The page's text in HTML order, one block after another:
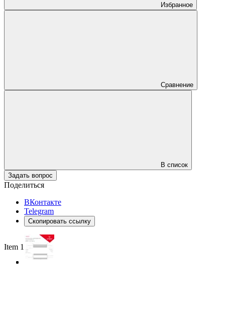
Избранное
Сравнение
В список
Задать вопрос
Поделиться
ВКонтакте
Telegram
Скопировать ссылку
Item 1 of 3